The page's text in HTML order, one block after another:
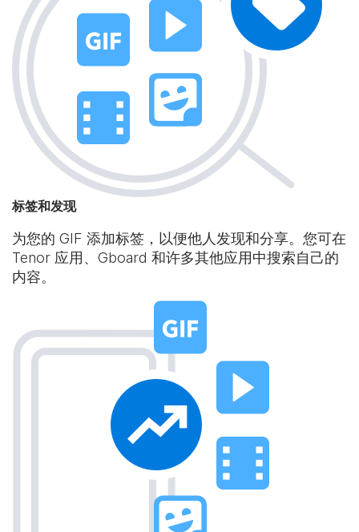
标签和发现
为您的 GIF 添加标签，以便他人发现和分享。您可在
Tenor 应用、Gboard 和许多其他应用中搜索自己的
内容。